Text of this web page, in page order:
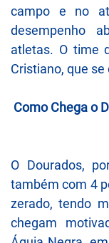
campo e no
desempenho
atletas. O time
Cristiano, que
Como Chega o
O Dourados,
também com 4
zerado, tendo
chegam